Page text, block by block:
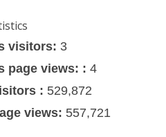
visitors: 3
page views: : 4
: 529,872
views: 557,721